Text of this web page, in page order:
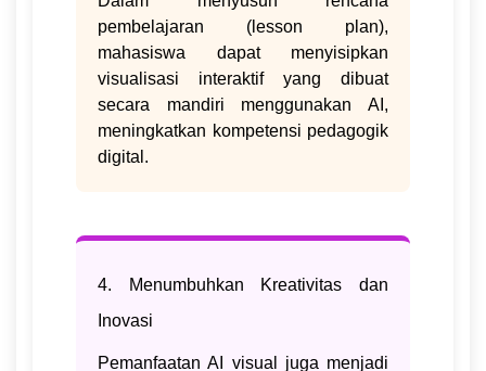
pembelajaran (lesson plan),
mahasiswa dapat menyisipkan
visualisasi interaktif yang dibuat
secara mandiri menggunakan AI,
meningkatkan kompetensi pedagogik
digital.
4. Menumbuhkan Kreativitas dan
Inovasi
Pemanfaatan AI visual juga menjadi